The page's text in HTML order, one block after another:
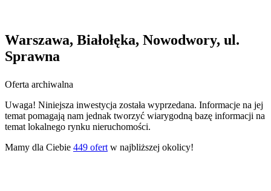
Warszawa, Białołęka, Nowodwory, ul.
Sprawna
Oferta archiwalna
Uwaga! Niniejsza inwestycja została wyprzedana. Informacje na jej
temat pomagają nam jednak tworzyć wiarygodną bazę informacji na
temat lokalnego rynku nieruchomości.
Mamy dla Ciebie 449 ofert w najbliższej okolicy!